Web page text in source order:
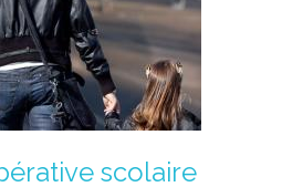
scolaire